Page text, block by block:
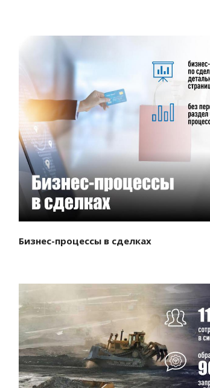
Бизнес-процессы в сделках
Смотреть проект